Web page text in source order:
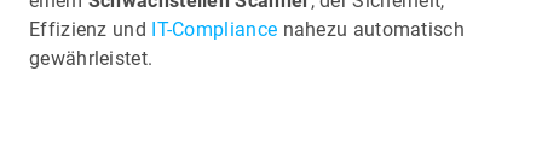
Effizienz und IT-Compliance nahezu automatisch
gewährleistet.